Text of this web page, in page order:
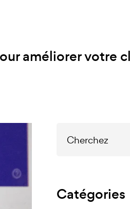
améliorer votre
Catégories